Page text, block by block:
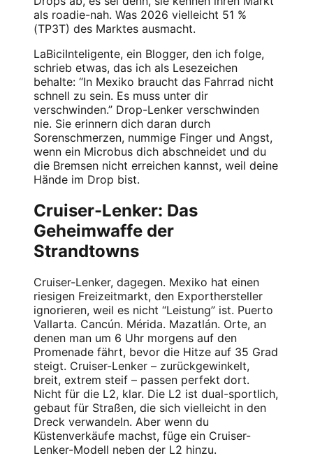
als roadie-nah. Was 2026 vielleicht 51 %
(TP3T) des Marktes ausmacht.
LaBiciInteligente, ein Blogger, den ich folge,
schrieb etwas, das ich als Lesezeichen
behalte: “In Mexiko braucht das Fahrrad nicht
schnell zu sein. Es muss unter dir
verschwinden.” Drop-Lenker verschwinden
nie. Sie erinnern dich daran durch
Sorenschmerzen, nummige Finger und Angst,
wenn ein Microbus dich abschneidet und du
die Bremsen nicht erreichen kannst, weil deine
Hände im Drop bist.
Cruiser-Lenker: Das
Geheimwaffe der
Strandtowns
Cruiser-Lenker, dagegen. Mexiko hat einen
riesigen Freizeitmarkt, den Exporthersteller
ignorieren, weil es nicht “Leistung” ist. Puerto
Vallarta. Cancún. Mérida. Mazatlán. Orte, an
denen man um 6 Uhr morgens auf den
Promenade fährt, bevor die Hitze auf 35 Grad
steigt. Cruiser-Lenker – zurückgewinkelt,
breit, extrem steif – passen perfekt dort.
Nicht für die L2, klar. Die L2 ist dual-sportlich,
gebaut für Straßen, die sich vielleicht in den
Dreck verwandeln. Aber wenn du
Küstenverkäufe machst, füge ein Cruiser-
Lenker-Modell neben der L2 hinzu.